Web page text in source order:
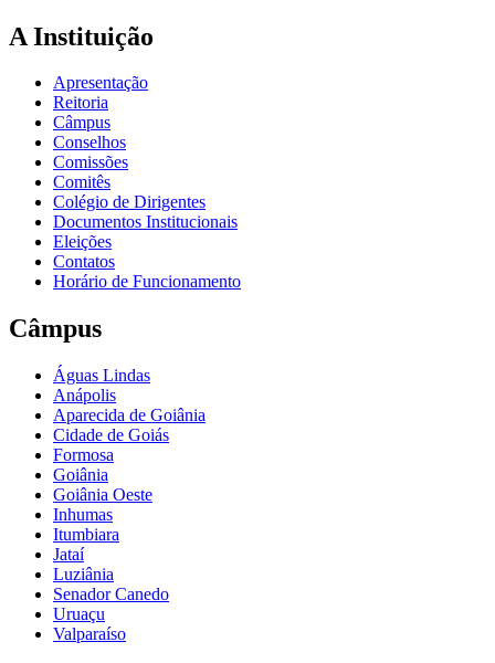
A Instituição
Apresentação
Reitoria
Câmpus
Conselhos
Comissões
Comitês
Colégio de Dirigentes
Documentos Institucionais
Eleições
Contatos
Horário de Funcionamento
Câmpus
Águas Lindas
Anápolis
Aparecida de Goiânia
Cidade de Goiás
Formosa
Goiânia
Goiânia Oeste
Inhumas
Itumbiara
Jataí
Luziânia
Senador Canedo
Uruaçu
Valparaíso